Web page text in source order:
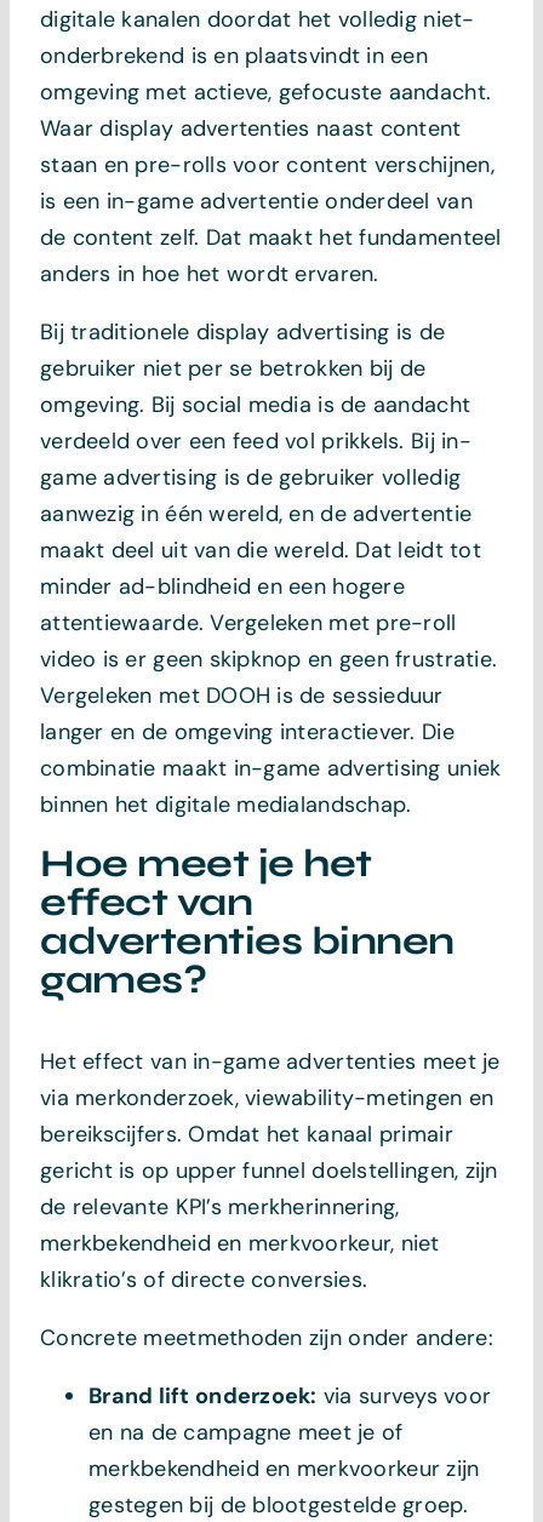
digitale kanalen doordat het volledig niet-
onderbrekend is en plaatsvindt in een
omgeving met actieve, gefocuste aandacht.
Waar display advertenties naast content
staan en pre-rolls voor content verschijnen,
is een in-game advertentie onderdeel van
de content zelf. Dat maakt het fundamenteel
anders in hoe het wordt ervaren.
Bij traditionele display advertising is de
gebruiker niet per se betrokken bij de
omgeving. Bij social media is de aandacht
verdeeld over een feed vol prikkels. Bij in-
game advertising is de gebruiker volledig
aanwezig in één wereld, en de advertentie
maakt deel uit van die wereld. Dat leidt tot
minder ad-blindheid en een hogere
attentiewaarde. Vergeleken met pre-roll
video is er geen skipknop en geen frustratie.
Vergeleken met DOOH is de sessieduur
langer en de omgeving interactiever. Die
combinatie maakt in-game advertising uniek
binnen het digitale medialandschap.
Hoe meet je het
effect van
advertenties binnen
games?
Het effect van in-game advertenties meet je
via merkonderzoek, viewability-metingen en
bereikscijfers. Omdat het kanaal primair
gericht is op upper funnel doelstellingen, zijn
de relevante KPI’s merkherinnering,
merkbekendheid en merkvoorkeur, niet
klikratio’s of directe conversies.
Concrete meetmethoden zijn onder andere:
Brand lift onderzoek: via surveys voor
en na de campagne meet je of
merkbekendheid en merkvoorkeur zijn
gestegen bij de blootgestelde groep.